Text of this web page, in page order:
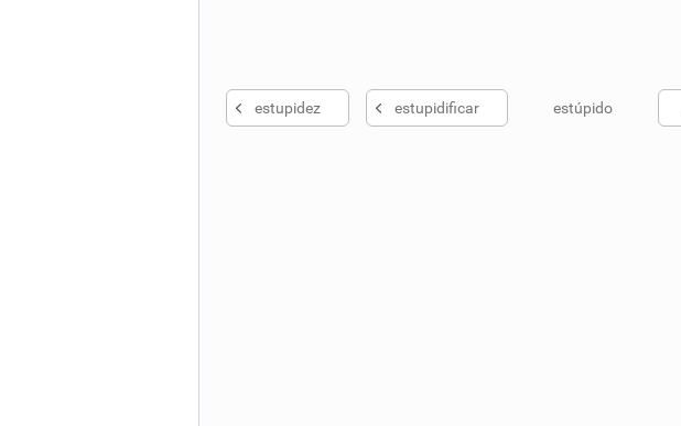
estupidez estupidificar estúpido